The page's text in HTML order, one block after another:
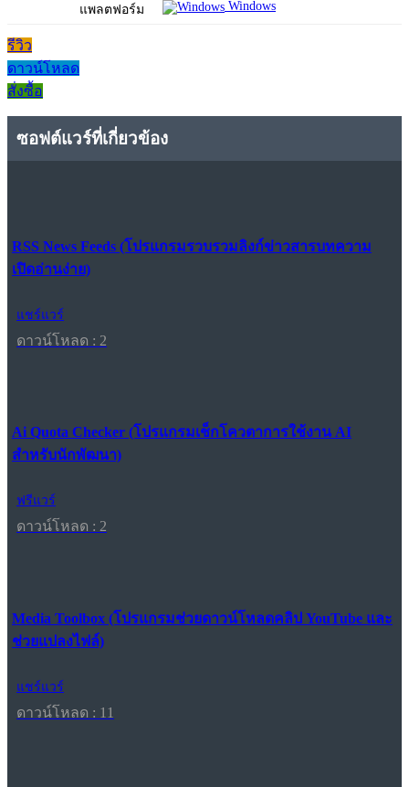
แพลตฟอร์ม Windows
รีวิว
ดาวน์โหลด
สั่งซื้อ
ซอฟต์แวร์ที่เกี่ยวข้อง
RSS News Feeds (โปรแกรมรวบรวมลิงก์ข่าวสารบทความ
เปิดอ่านง่าย)
แชร์แวร์
ดาวน์โหลด : 2
Ai Quota Checker (โปรแกรมเช็กโควตาการใช้งาน AI
สำหรับนักพัฒนา)
ฟรีแวร์
ดาวน์โหลด : 2
Media Toolbox (โปรแกรมช่วยดาวน์โหลดคลิป YouTube และ
ช่วยแปลงไฟล์)
แชร์แวร์
ดาวน์โหลด : 11